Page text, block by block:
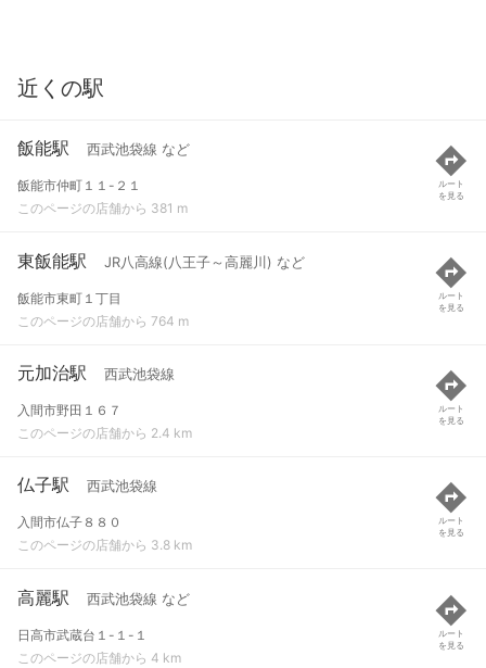
近くの駅
飯能駅 西武池袋線 など
飯能市仲町１１-２１
このページの店舗から 381 m
ルート
を見る
東飯能駅 JR八高線(八王子～高麗川) など
飯能市東町１丁目
このページの店舗から 764 m
ルート
を見る
元加治駅 西武池袋線
入間市野田１６７
このページの店舗から 2.4 km
ルート
を見る
仏子駅 西武池袋線
入間市仏子８８０
このページの店舗から 3.8 km
ルート
を見る
高麗駅 西武池袋線 など
日高市武蔵台１-１-１
このページの店舗から 4 km
ルート
を見る